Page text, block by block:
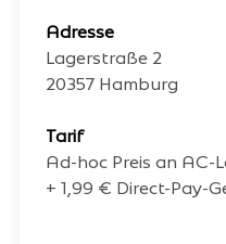
Adresse
Lagerstraße 2
20357 Hamburg
Tarif
Ad-hoc Preis an AC-
+ 1,99 € Direct-Pay-